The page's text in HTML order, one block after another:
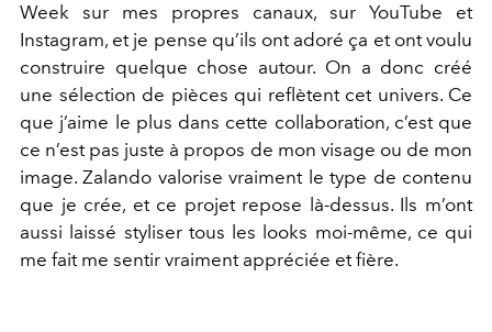
Week sur mes propres canaux, sur YouTube et
Instagram, et je pense qu’ils ont adoré ça et ont voulu
construire quelque chose autour. On a donc créé
une sélection de pièces qui reflètent cet univers. Ce
que j’aime le plus dans cette collaboration, c’est que
ce n’est pas juste à propos de mon visage ou de mon
image. Zalando valorise vraiment le type de contenu
que je crée, et ce projet repose là-dessus. Ils m’ont
aussi laissé styliser tous les looks moi-même, ce qui
me fait me sentir vraiment appréciée et fière.